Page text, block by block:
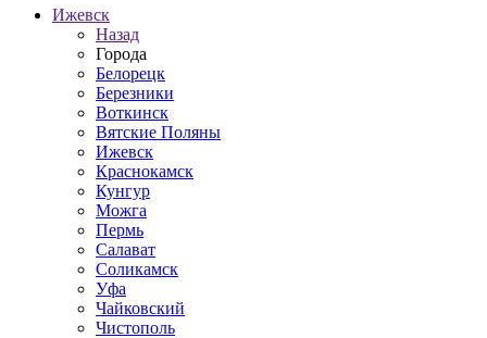
Ижевск
Назад
Города
Белорецк
Березники
Воткинск
Вятские Поляны
Ижевск
Краснокамск
Кунгур
Можга
Пермь
Салават
Соликамск
Уфа
Чайковский
Чистополь